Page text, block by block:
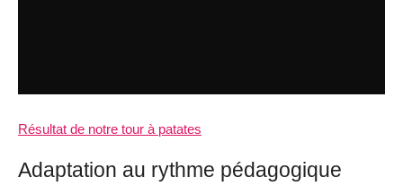
Résultat de notre tour à patates
Adaptation au rythme pédagogique